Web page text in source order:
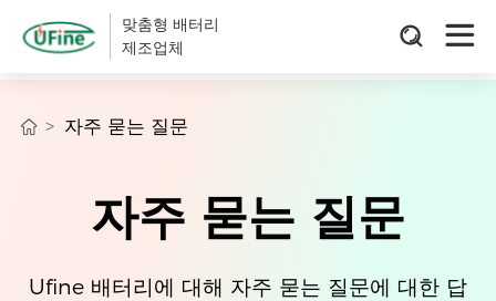
맞춤형 배터리
제조업체
자주 묻는 질문
자주 묻는 질문
Ufine 배터리에 대해 자주 묻는 질문에 대한 답